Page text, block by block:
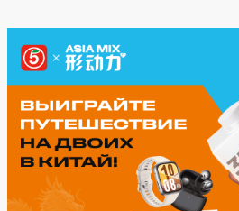
Обязательно подключайте к
сладостей маленьких кулинаров!